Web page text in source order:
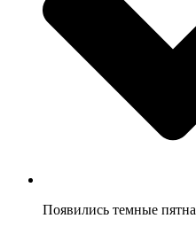
Появились темные пятна